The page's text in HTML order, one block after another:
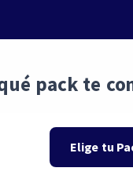
pack te
Elige tu